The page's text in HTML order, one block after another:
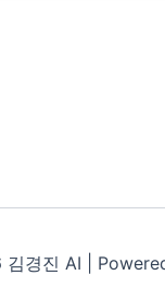
경진 AI |